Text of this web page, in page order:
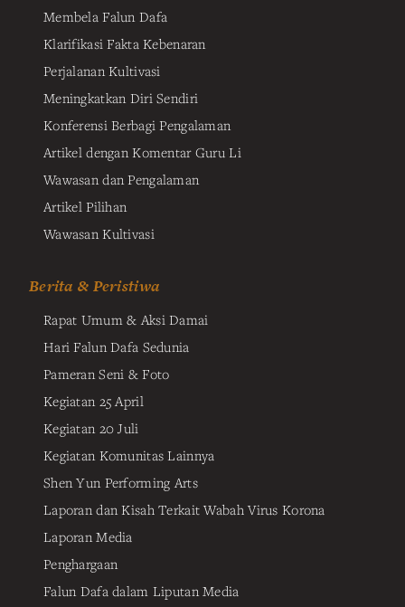
Membela Falun Dafa
Klarifikasi Fakta Kebenaran
Perjalanan Kultivasi
Meningkatkan Diri Sendiri
Konferensi Berbagi Pengalaman
Artikel dengan Komentar Guru Li
Wawasan dan Pengalaman
Artikel Pilihan
Wawasan Kultivasi
Berita & Peristiwa
Rapat Umum & Aksi Damai
Hari Falun Dafa Sedunia
Pameran Seni & Foto
Kegiatan 25 April
Kegiatan 20 Juli
Kegiatan Komunitas Lainnya
Shen Yun Performing Arts
Laporan dan Kisah Terkait Wabah Virus Korona
Laporan Media
Penghargaan
Falun Dafa dalam Liputan Media